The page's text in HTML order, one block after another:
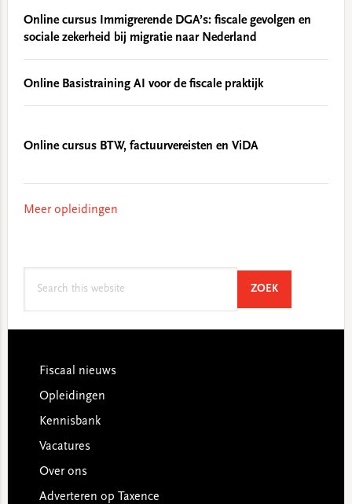
Online cursus Immigrerende DGA’s: fiscale gevolgen en
sociale zekerheid bij migratie naar Nederland
Online Basistraining AI voor de fiscale praktijk
Online cursus BTW, factuurvereisten en ViDA
Meer opleidingen
ZOEKSEARCH
Footer
Fiscaal nieuws
Opleidingen
Kennisbank
Vacatures
Over ons
Adverteren op Taxence